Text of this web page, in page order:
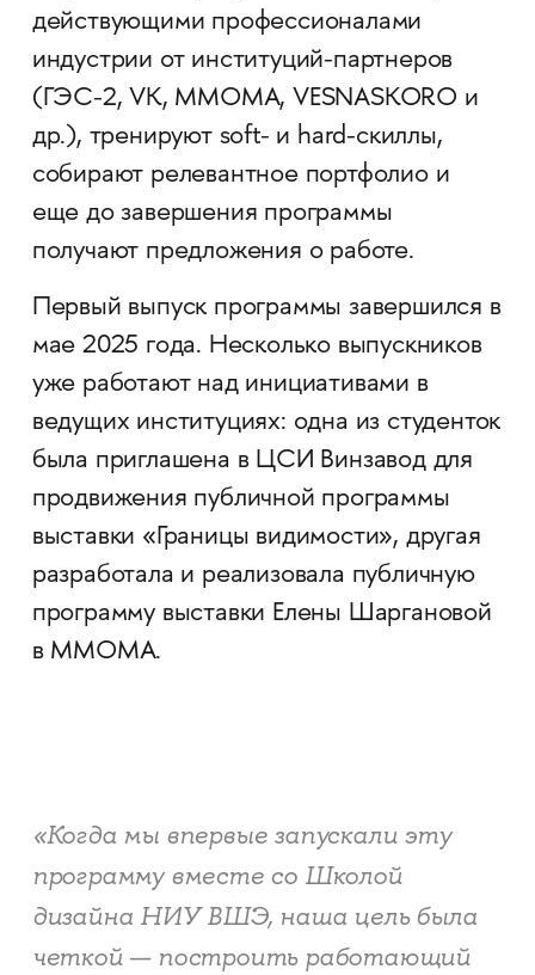
действующими профессионалами
индустрии от институций-партнеров
(ГЭС-2, VK, ММОМА, VESNASKORO и
др.), тренируют soft- и hard-скиллы,
собирают релевантное портфолио и
еще до завершения программы
получают предложения о работе.
Первый выпуск программы завершился в
мае 2025 года. Несколько выпускников
уже работают над инициативами в
ведущих институциях: одна из студенток
была приглашена в ЦСИ Винзавод для
продвижения публичной программы
выставки «Границы видимости», другая
разработала и реализовала публичную
программу выставки Елены Шаргановой
в ММОМА.
«Когда мы впервые запускали эту
программу вместе со Школой
дизайна НИУ ВШЭ, наша цель была
четкой — построить работающий